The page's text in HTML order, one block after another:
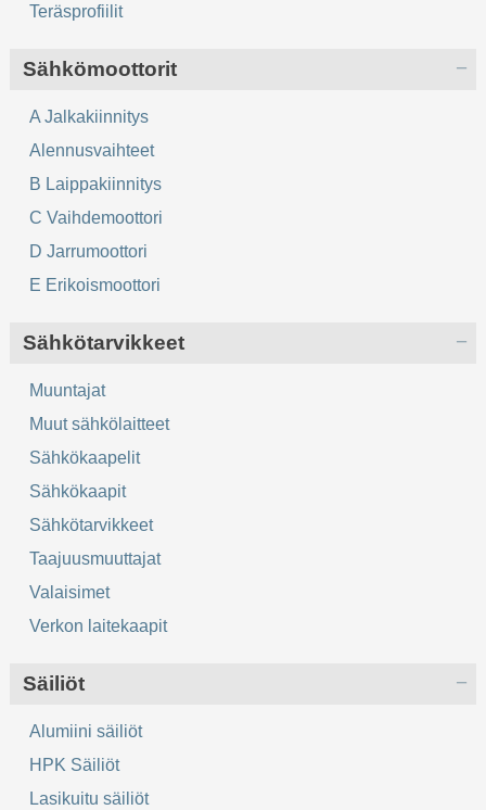
Teräsprofiilit
Sähkömoottorit
A Jalkakiinnitys
Alennusvaihteet
B Laippakiinnitys
C Vaihdemoottori
D Jarrumoottori
E Erikoismoottori
Sähkötarvikkeet
Muuntajat
Muut sähkölaitteet
Sähkökaapelit
Sähkökaapit
Sähkötarvikkeet
Taajuusmuuttajat
Valaisimet
Verkon laitekaapit
Säiliöt
Alumiini säiliöt
HPK Säiliöt
Lasikuitu säiliöt